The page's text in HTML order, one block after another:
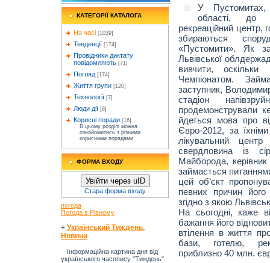
КАТЕГОРІЇ КАТАЛОГА
На часі [1039]
Тенденції [174]
Провідники диктату
повідомляють [71]
Погляд [174]
Життя групи [120]
Технології [7]
Люди дії [8]
Корисні поради [16]
В цьому розділі можна
ознайомитись з різними
корисними порадами
ФОРМА ВХОДУ
Увійти через uID
Стара форма входу
погода
Погода в Рівному
+ Український Тиждень.
Новини
Інформаційна картина дня від
українського часопису "Тиждень".
У Пустомитах,
області, до
рекреаційний центр,
збираються
«Пустомити». Як
Львівської
вивчити,
Чемпіонатом.
заступник,
стадіон
продемонстрували
йдеться мова про
Євро-2012, за
лікувальний
свердловина із
Майборода,
займається
цей об’єкт
певних причин
згідно з якою
На сьогодні, каже
бажання його
втілення в життя
бази, готелю,
приблизно 40 млн.